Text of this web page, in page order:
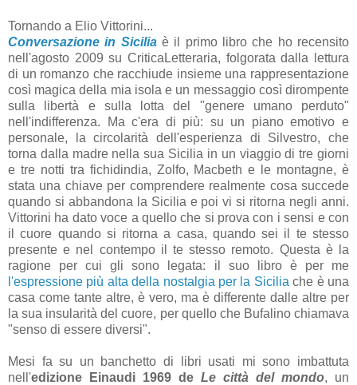
Tornando a Elio Vittorini...
Conversazione in Siciliaè il primo libro che ho recensito
nell'agosto 2009 su CriticaLetteraria, folgorata dalla lettura
di un romanzo che racchiude insieme una rappresentazione
così magica della mia isola e un messaggio così dirompente
sulla libertà e sulla lotta del "genere umano perduto"
nell'indifferenza. Ma c'era di più: su un piano emotivo e
personale, la circolarità dell'esperienza di Silvestro, che
torna dalla madre nella sua Sicilia in un viaggio di tre giorni
e tre notti tra fichidindia, Zolfo, Macbeth e le montagne, è
stata una chiave per comprendere realmente cosa succede
quando si abbandona la Sicilia e poi vi si ritorna negli anni.
Vittorini ha dato voce a quello che si prova con i sensi e con
il cuore quando si ritorna a casa, quando sei il te stesso
presente e nel contempo il te stesso remoto. Questa è la
ragione per cui gli sono legata: il suo libro è per me
l'espressione più alta della nostalgia per la Sicilia che è una
casa come tante altre, è vero, ma è differente dalle altre per
la sua insularità del cuore, per quello che Bufalino chiamava
"senso di essere diversi".
Mesi fa su un banchetto di libri usati mi sono imbattuta
nell'edizione Einaudi 1969 de Le città del mondo, un